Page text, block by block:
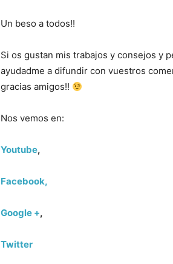
Un beso a todos!!
Si os gustan mis trabajos y consejos y
ayudadme a difundir con vuestros
gracias amigos!!
Nos vemos en:
Youtube,
Facebook,
Google +,
Twitter